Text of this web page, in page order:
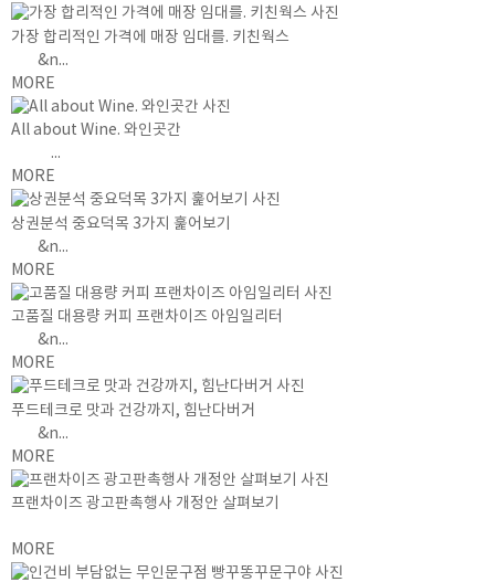
가장 합리적인 가격에 매장 임대를. 키친웍스
&n...
MORE
All about Wine. 와인곳간
...
MORE
상권분석 중요덕목 3가지 훑어보기
&n...
MORE
고품질 대용량 커피 프랜차이즈 아임일리터
&n...
MORE
푸드테크로 맛과 건강까지, 힘난다버거
&n...
MORE
프랜차이즈 광고판촉행사 개정안 살펴보기
MORE